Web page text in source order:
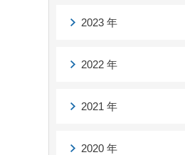
2023 年
2022 年
2021 年
2020 年